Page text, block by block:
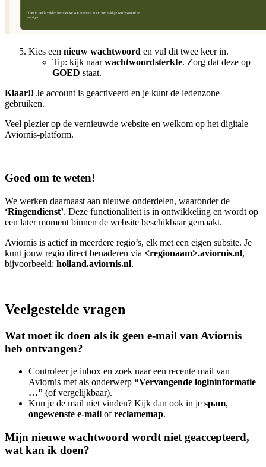
Kies een nieuw wachtwoord en vul dit twee keer in.
Tip: kijk naarwachtwoordsterkte. Zorg dat deze op
GOED staat.
Klaar!! Je account is geactiveerd en je kunt de ledenzone
gebruiken.
Veel plezier op de vernieuwde website en welkom op het digitale
Aviornis-platform.
Goed om te weten!
We werken daarnaast aan nieuwe onderdelen, waaronder de
‘Ringendienst’. Deze functionaliteit is in ontwikkeling en wordt op
een later moment binnen de website beschikbaar gemaakt.
Aviornis is actief in meerdere regio’s, elk met een eigen subsite. Je
kunt jouw regio direct benaderen via <regionaam>.aviornis.nl,
bijvoorbeeld: holland.aviornis.nl.
Veelgestelde vragen
Wat moet ik doen als ik geen e-mail van Aviornis
heb ontvangen?
Controleer je inbox en zoek naar een recente mail van
Aviornis met als onderwerp “Vervangende logininformatie
…” (of vergelijkbaar).
Kun je de mail niet vinden? Kijk dan ook in je spam,
ongewenste e-mail ofreclamemap.
Mijn nieuwe wachtwoord wordt niet geaccepteerd,
wat kan ik doen?